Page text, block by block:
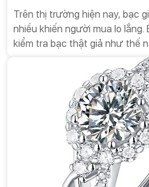
Trên thị trường hiện nay, bạc
nhiều khiến người mua lo
kiểm tra bạc thật giả như thế
quyền lợi cũng như đảm bảo